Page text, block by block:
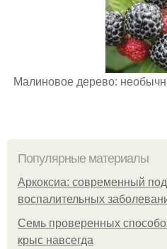
Малиновое дерево:
Популярные материалы
Аркоксиа: современный
воспалительных
Семь проверенных
крыс навсегда